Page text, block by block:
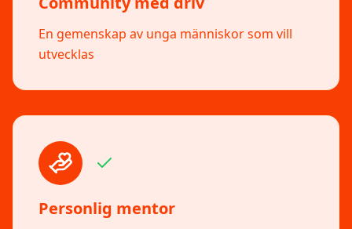
En gemenskap av unga människor som vill
utvecklas
Personlig mentor